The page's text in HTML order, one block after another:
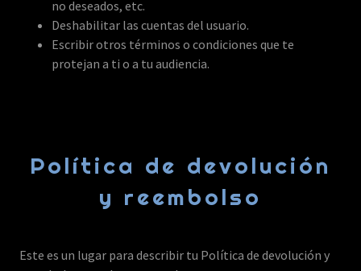
no deseados, etc.
Deshabilitar las cuentas del usuario.
Escribir otros términos o condiciones que te
protejan a ti o a tu audiencia.
Política de devolución
y reembolso
Este es un lugar para describir tu Política de devolución y